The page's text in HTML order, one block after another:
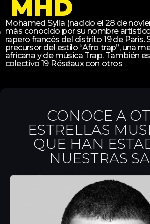
MHD
Mohamed Sylla (nacido el 28 de
más conocido por su nombre
rapero francés del distrito 19 de París.
precursor del estilo “Afro trap”, una
africana y de música Trap. También
colectivo 19 Réseaux con otros
CONOCE A
ESTRELLAS
QUE HAN
NUESTRAS